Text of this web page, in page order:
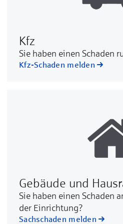
Kfz
Sie ha­ben ei­nen Scha­den
Kfz-Schaden melden
Gebäude und
Sie ha­ben ei­nen Scha­den
der Ein­rich­tung?
Sachschaden melden